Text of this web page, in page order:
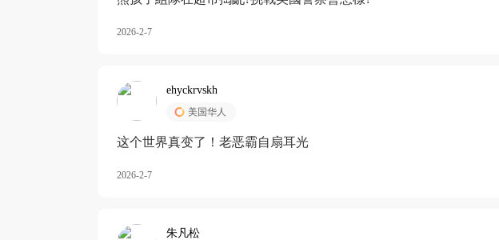
2026-2-7
ehyckrvskh
美国华人
这个世界真变了！老恶霸自扇耳光
2026-2-7
朱凡松